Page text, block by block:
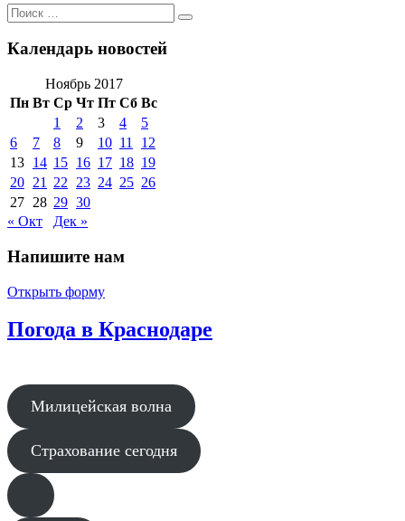
Поиск
по:
Поиск
Календарь новостей
Ноябрь 2017
Пн Вт Ср Чт Пт Сб Вс
1
2 3 4
5
6
7 8 9 10 11
12
13 14 15 16 17 18 19
20 21 22 23 24 25 26
27 28 29 30
« Окт
Дек »
Напишите нам
Открыть форму
Погода в Краснодаре
Милицейская волна
Страхование сегодня